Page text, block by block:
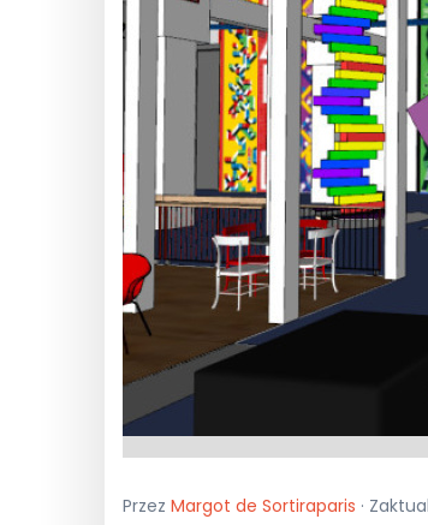
Przez Margot de Sortiraparis ·